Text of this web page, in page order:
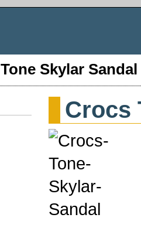
Tone Skylar Sandal
Crocs